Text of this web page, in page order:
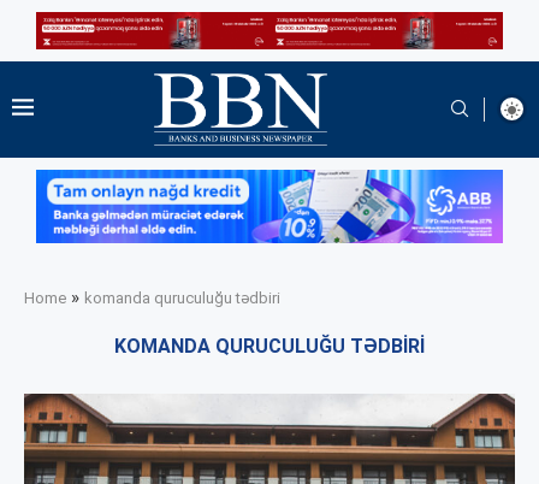
Home » komanda quruculuğu tədbiri
KOMANDA QURUCULUĞU TƏDBIRI